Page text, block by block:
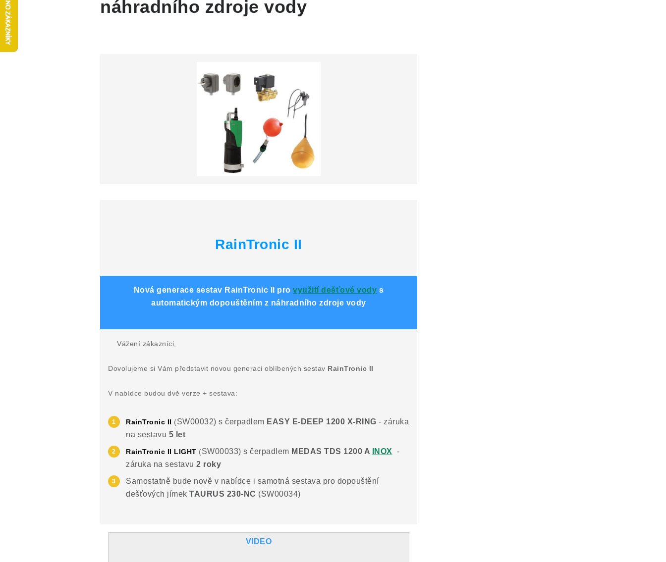
náhradního zdroje vody
RainTronic II
Nová generace sestav RainTronic II provyužití dešťové vody s
automatickým dopouštěním z náhradního zdroje vody
Vážení zákazníci,
Dovolujeme si Vám představit novou generaci oblíbených sestav RainTronic II
V nabídce budou dvě verze + sestava:
RainTronic II (SW00032) s čerpadlem EASY E-DEEP 1200 X-RING - záruka
na sestavu 5 let
RainTronic II LIGHT (SW00033) s čerpadlem MEDAS TDS 1200 A INOX -
záruka na sestavu 2 roky
Samostatně bude nově v nabídce i samotná sestava pro dopouštění
dešťových jímek TAURUS 230-NC (SW00034)
VIDEO